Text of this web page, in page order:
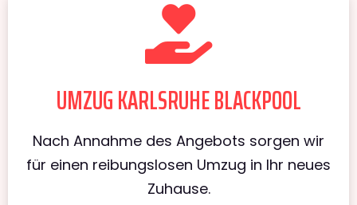
UMZUG KARLSRUHE BLACKPOOL
Nach Annahme des Angebots sorgen wir
für einen reibungslosen Umzug in Ihr neues
Zuhause.